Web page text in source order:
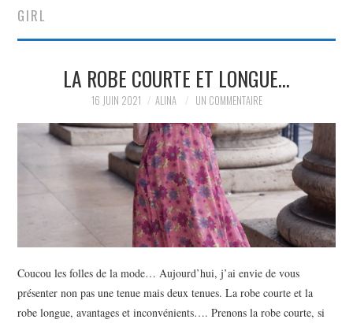
PARTAGER MES
TROUVAILLES ET MES
ENVIES DANS LA MODE, LE
LUXE ET LA BEAUTÉ EN Y
AJOUTANT MON PETIT
GRAIN DE FOLIE ET MES
PETITS TUYAUX…
GIRL
LA ROBE COURTE ET LONGUE…
16 JUIN 2021 ALINA UN COMMENTAIRE
Coucou les folles de la mode… Aujourd’hui, j’ai envie de vous
présenter non pas une tenue mais deux tenues. La robe courte et la
robe longue, avantages et inconvénients…. Prenons la robe courte, si